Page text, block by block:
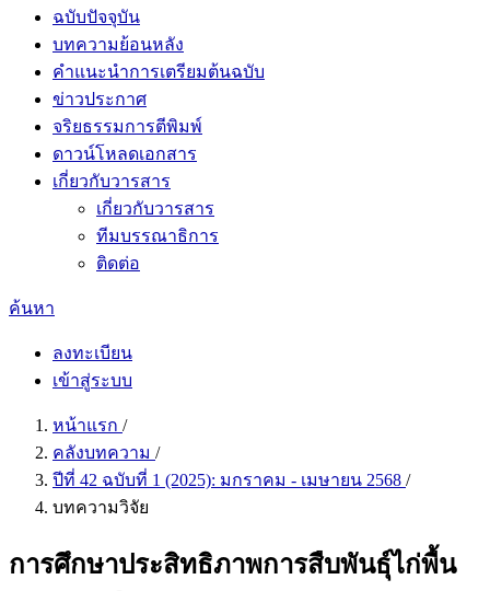
ฉบับปัจจุบัน
บทความย้อนหลัง
คำแนะนำการเตรียมต้นฉบับ
ข่าวประกาศ
จริยธรรมการตีพิมพ์
ดาวน์โหลดเอกสาร
เกี่ยวกับวารสาร
เกี่ยวกับวารสาร
ทีมบรรณาธิการ
ติดต่อ
ค้นหา
ลงทะเบียน
เข้าสู่ระบบ
หน้าแรก /
คลังบทความ /
ปีที่ 42 ฉบับที่ 1 (2025): มกราคม - เมษายน 2568 /
บทความวิจัย
การศึกษาประสิทธิภาพการสืบพันธุ์ไก่พื้น